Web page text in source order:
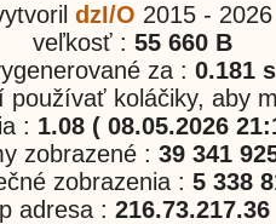
dzI/O 2015 - 2026
veľkosť : 55 660 B
za : 0.181 s
používať koláčiky, aby
: 1.08 ( 08.05.2026
zobrazené : 39 341
zobrazenia : 5 338
adresa : 216.73.217.36